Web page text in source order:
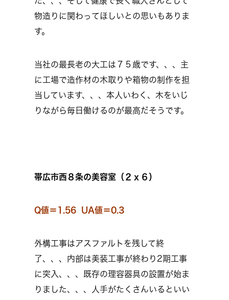
物造りに関わってほしいとの思いもありま
す。
当社の最長老の大工は７５歳です、、、主
に工場で造作材の木取りや箱物の制作を担
当しています、、、本人いわく、木をいじ
りながら毎日働けるのが最高だそうです。
帯広市西８条の美容室（２ｘ６）
Q値＝1.56 UA値＝0.3
外構工事はアスファルトを残して終
了、、、内部は美装工事が終わり2期工事
に突入、、、既存の理容器具の設置が始ま
りました、、、人手がたくさんいるといい